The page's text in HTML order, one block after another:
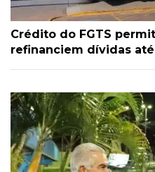
Crédito do FGTS
refinanciem dívidas